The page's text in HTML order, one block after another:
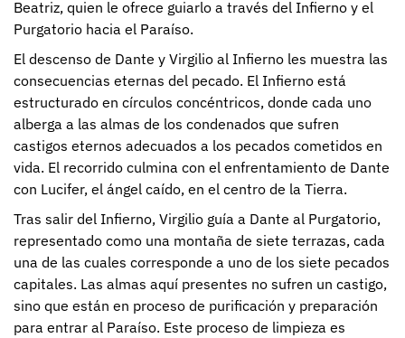
Beatriz, quien le ofrece guiarlo a través del Infierno y el
Purgatorio hacia el Paraíso.
El descenso de Dante y Virgilio al Infierno les muestra las
consecuencias eternas del pecado. El Infierno está
estructurado en círculos concéntricos, donde cada uno
alberga a las almas de los condenados que sufren
castigos eternos adecuados a los pecados cometidos en
vida. El recorrido culmina con el enfrentamiento de Dante
con Lucifer, el ángel caído, en el centro de la Tierra.
Tras salir del Infierno, Virgilio guía a Dante al Purgatorio,
representado como una montaña de siete terrazas, cada
una de las cuales corresponde a uno de los siete pecados
capitales. Las almas aquí presentes no sufren un castigo,
sino que están en proceso de purificación y preparación
para entrar al Paraíso. Este proceso de limpieza es